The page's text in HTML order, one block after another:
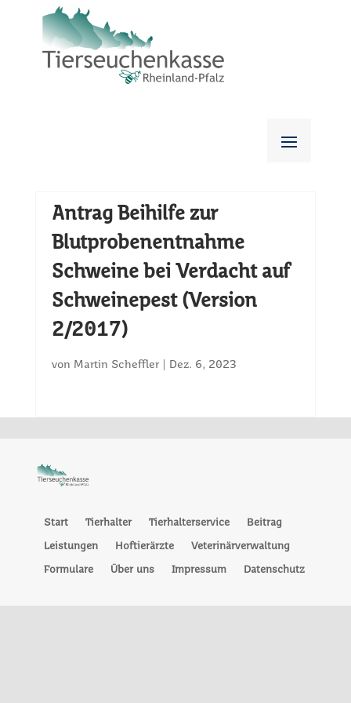
Antrag Beihilfe zur
Blutprobenentnahme
Schweine bei Verdacht auf
Schweinepest (Version
2/2017)
von Martin Scheffler| Dez. 6, 2023
Start Tierhalter Tierhalterservice Beitrag
Leistungen Hoftierärzte Veterinärverwaltung
Formulare Über uns Impressum Datenschutz